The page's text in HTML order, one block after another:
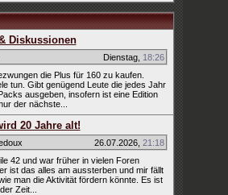
Diskussionen
Dienstag, 18:26
die Plus für 160 zu kaufen.
tun. Gibt genügend Leute die jedes Jahr
ausgeben, insofern ist eine Edition
der nächste...
20 Jahre alt!
26.07.2026, 21:18
42 und war früher in vielen Foren
ist das alles am aussterben und mir fällt
man die Aktivität fördern könnte. Es ist
Zeit...